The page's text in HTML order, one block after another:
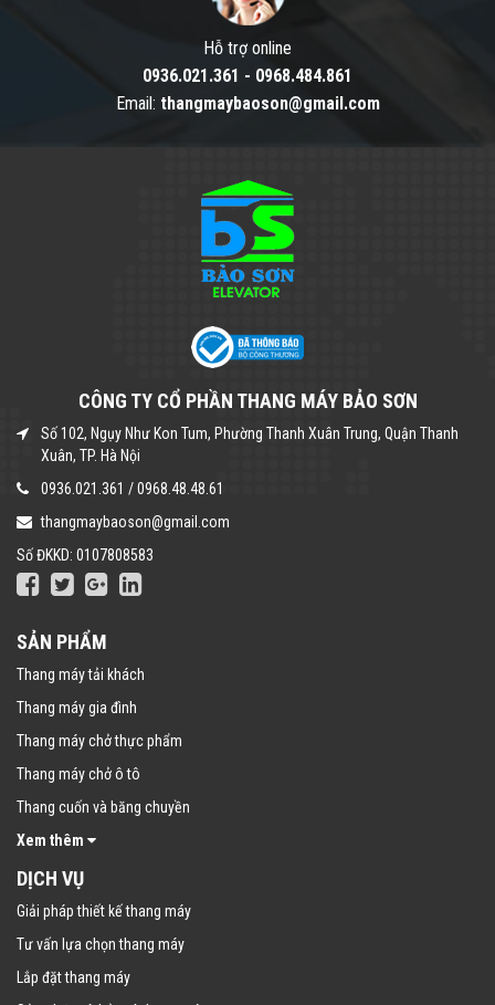
Hỗ trợ online
0936.021.361 - 0968.484.861
Email: thangmaybaoson@gmail.com
CÔNG TY CỔ PHẦN THANG MÁY BẢO SƠN
Số 102, Ngụy Như Kon Tum, Phường Thanh Xuân Trung, Quận Thanh
Xuân, TP. Hà Nội
0936.021.361 /0968.48.48.61
thangmaybaoson@gmail.com
Số ĐKKD: 0107808583
SẢN PHẨM
Thang máy tải khách
Thang máy gia đình
Thang máy chở thực phẩm
Thang máy chở ô tô
Thang cuốn và băng chuyền
Xem thêm
DỊCH VỤ
Giải pháp thiết kế thang máy
Tư vấn lựa chọn thang máy
Lắp đặt thang máy